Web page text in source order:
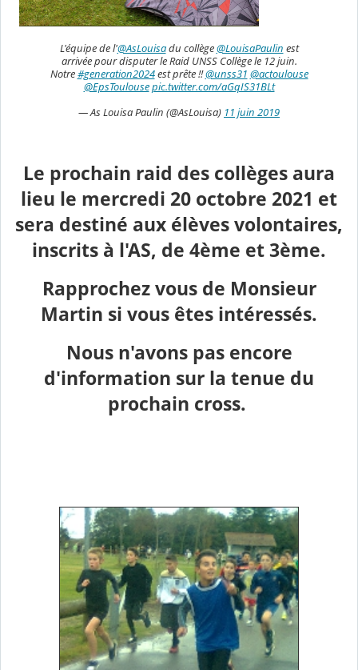
L'équipe de l'@AsLouisadu collège@LouisaPaulin est
arrivée pour disputer le Raid UNSS Collège le 12 juin.
Notre#generation2024est prête !!@unss31 @actoulouse
@EpsToulousepic.twitter.com/aGqIS31BLt
— As Louisa Paulin (@AsLouisa) 11 juin 2019
Le prochain raid des collèges aura
lieu le mercredi 20 octobre 2021 et
sera destiné aux élèves volontaires,
inscrits à l'AS, de 4ème et 3ème.
Rapprochez vous de Monsieur
Martin si vous êtes intéressés.
Nous n'avons pas encore
d'information sur la tenue du
prochain cross.